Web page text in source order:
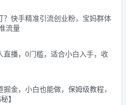
？快手精准引流创业粉，宝妈群体
流量
直播，0门槛，适合小白入手，收
掘金，小白也能做，保姆级教程，
】